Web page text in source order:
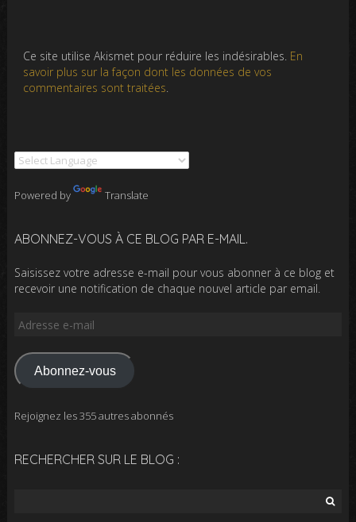
Ce site utilise Akismet pour réduire les indésirables. En
savoir plus sur la façon dont les données de vos
commentaires sont traitées.
Powered by Translate
ABONNEZ-VOUS À CE BLOG PAR E-MAIL.
Saisissez votre adresse e-mail pour vous abonner à ce blog et
recevoir une notification de chaque nouvel article par email.
Adresse
mail
Abonnez-vous
Rejoignez les 355 autres abonnés
RECHERCHER SUR LE BLOG :